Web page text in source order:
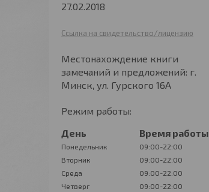
27.02.2018
Ссылка на свидетельство/лицензию
Местонахождение книги
замечаний и предложений: г.
Минск, ул. Гурского 16А
Режим работы:
День
Время работы
Понедельник
09:00-22:00
Вторник
09:00-22:00
Среда
09:00-22:00
Четверг
09:00-22:00